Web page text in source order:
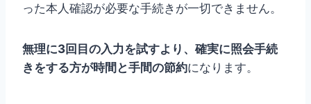
った本人確認が必要な手続きが一切できません。
無理に3回目の入力を試すより、確実に照会手続
きをする方が時間と手間の節約になります。